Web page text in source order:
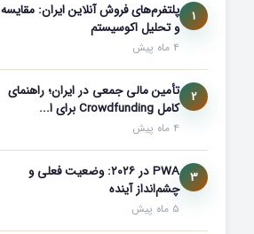
1
پلتفرم‌های فروش آنلاین ایران: مقایسه
و تحلیل اکوسیستم
4 ماه پیش
2 تأمین مالی جمعی در ایران؛ راهنمای
کامل Crowdfunding برای ا...
4 ماه پیش
3
PWA در ۲۰۲۶: وضعیت فعلی و
چشم‌انداز آینده
5 ماه پیش